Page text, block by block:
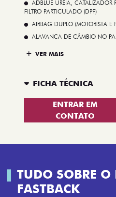
ADBLUE URÉIA, CATALIZADOR
FILTRO PARTICULADO (DPF)
AIRBAG DUPLO (MOTORISTA E
ALAVANCA DE CÂMBIO NO
VER MAIS
FICHA TÉCNICA
ENTRAR EM
CONTATO
TUDO SOBRE
FASTBACK